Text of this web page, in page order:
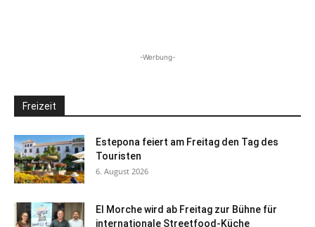
-Werbung-
Freizeit
Estepona feiert am Freitag den Tag des
Touristen
6. August 2026
El Morche wird ab Freitag zur Bühne für
internationale Streetfood-Küche